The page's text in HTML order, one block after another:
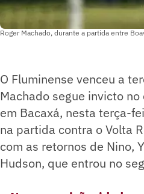
Roger Machado, durante a partida entre
O Fluminense venceu a
Machado segue invicto
em Bacaxá, nesta terça-
na partida contra o Volta
com as retornos de Nino,
Hudson, que entrou no